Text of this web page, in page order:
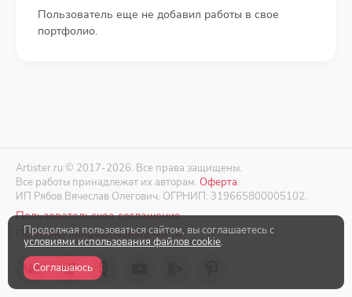
Пользователь еще не добавил работы в свое
портфолио.
Artister.ru © 2017-2026. Все права защищены.
Все работы принадлежат их авторам. Оферта.
ИП Рябов Вячеслав Олегович. ОГРНИП: 319665800005102.
Пользовательское соглашение
Политика конфиденциальности
Продолжая пользоваться сайтом, вы соглашаетесь с
условиями использования файлов cookie.
Соглашаюсь